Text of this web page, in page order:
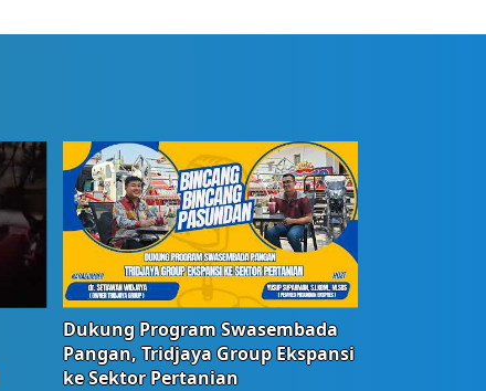
Dukung Program Swasembada
Pangan, Tridjaya Group Ekspansi
ke Sektor Pertanian